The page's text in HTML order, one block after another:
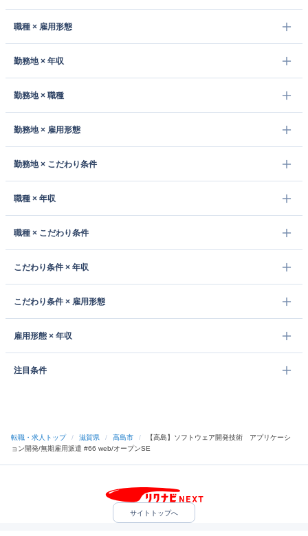
職種 × 雇用形態
勤務地 × 年収
勤務地 × 職種
勤務地 × 雇用形態
勤務地 × こだわり条件
職種 × 年収
職種 × こだわり条件
こだわり条件 × 年収
こだわり条件 × 雇用形態
雇用形態 × 年収
注目条件
転職・求人トップ / 滋賀県 / 高島市 /
【高島】ソフトウェア開発技術 アプリケーシ
ョン開発/無期雇用派遣 #66 web/オープンSE
サイトトップへ